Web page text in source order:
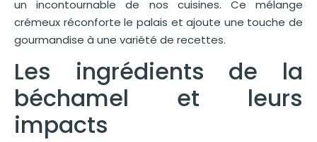
un incontournable de nos cuisines. Ce mélange
crémeux réconforte le palais et ajoute une touche de
gourmandise à une variété de recettes.
Les ingrédients de la
béchamel et leurs
impacts